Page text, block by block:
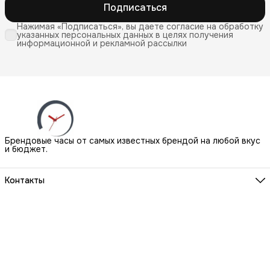
Подписаться
Нажимая «Подписаться», вы даете согласие на обработку
указанных персональных данных в целях получения
информационной и рекламной рассылки
Брендовые часы от самых известных брендой на любой вкус
и бюджет.
Контакты